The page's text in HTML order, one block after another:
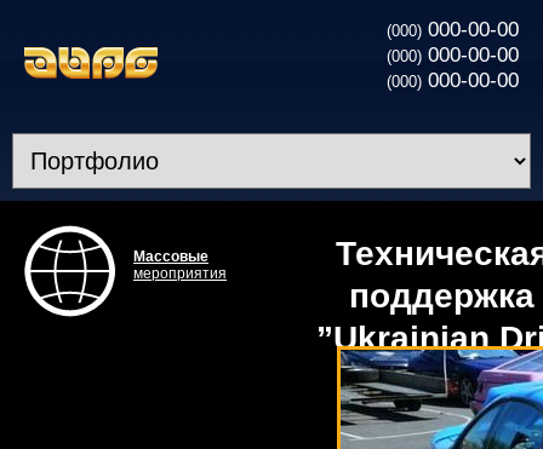
(000) 000-00-00
(000) 000-00-00
(000) 000-00-00
Массовые
мероприятия
поддержка
”Ukrainian
в Одессе